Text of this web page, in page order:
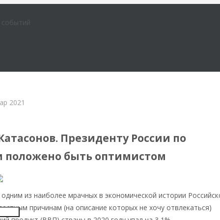
событий
2021
России
Президенту России по
положено быть оптимистом
из наиболее мрачных в экономической истории
причинам (на описание которых не хочу отвлекаться)